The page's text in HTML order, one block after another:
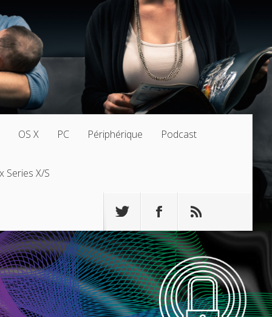
OS X PC Périphérique Podcast
Series X/S